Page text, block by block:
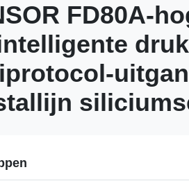
FD80A-